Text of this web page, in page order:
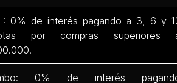
0% de interés pagando a 3, 6 y
por compras superiores
0% de interés